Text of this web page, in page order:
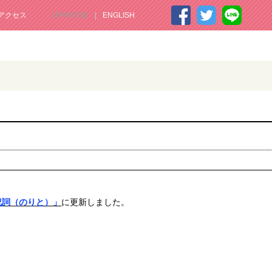
クセス JAPANESE ENGLISH
（のりと）」 に更新しました。